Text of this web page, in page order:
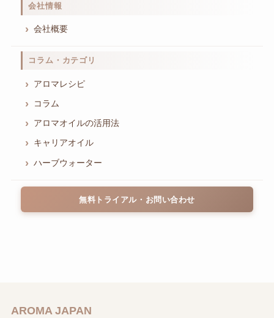
会社情報
会社概要
コラム・カテゴリ
アロマレシピ
コラム
アロマオイルの活用法
キャリアオイル
ハーブウォーター
無料トライアル・お問い合わせ
AROMA JAPAN